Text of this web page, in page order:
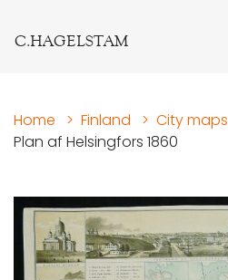
C.HAGELSTAM
Home > Finland > City maps
Plan af Helsingfors 1860